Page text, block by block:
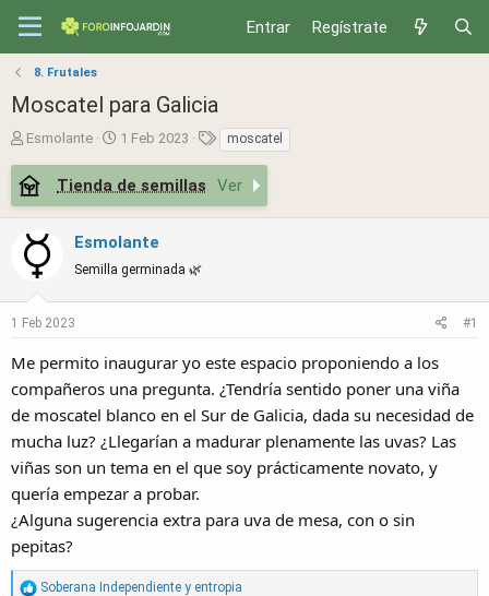
Entrar Regístrate
8. Frutales
Moscatel para Galicia
T
r
e
d
s
r
Esmolante
S
a
r
d
a
1 Feb 2023
g
s
moscatel
Tienda de semillas Ver
Esmolante
Semilla germinada 🌿
1 Feb 2023 #1
Me permito inaugurar yo este espacio proponiendo a los
compañeros una pregunta. ¿Tendría sentido poner una viña
de moscatel blanco en el Sur de Galicia, dada su necesidad de
mucha luz? ¿Llegarían a madurar plenamente las uvas? Las
viñas son un tema en el que soy prácticamente novato, y
quería empezar a probar.
¿Alguna sugerencia extra para uva de mesa, con o sin
pepitas?
R
Soberana Independiente y entropia